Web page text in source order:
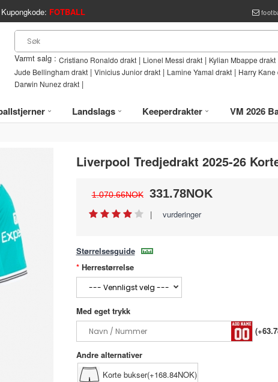
FOTBALL
Varmt salg : Cristiano Ronaldo drakt | Lionel Messi drakt | Kylian Mbappe drakt
Jude Bellingham drakt | Vinicius Junior drakt | Lamine Yamal drakt | Harry Kane
Darwin Nunez drakt |
Landslags Keeperdrakter VM 2026
Liverpool Tredjedrakt 2025-26
1.070.66NOK 331.78NOK
| vurderinger
Størrelsesguide
Herrestørrelse
Med eget trykk
Andre alternativer
Korte bukser(+168.84NOK)